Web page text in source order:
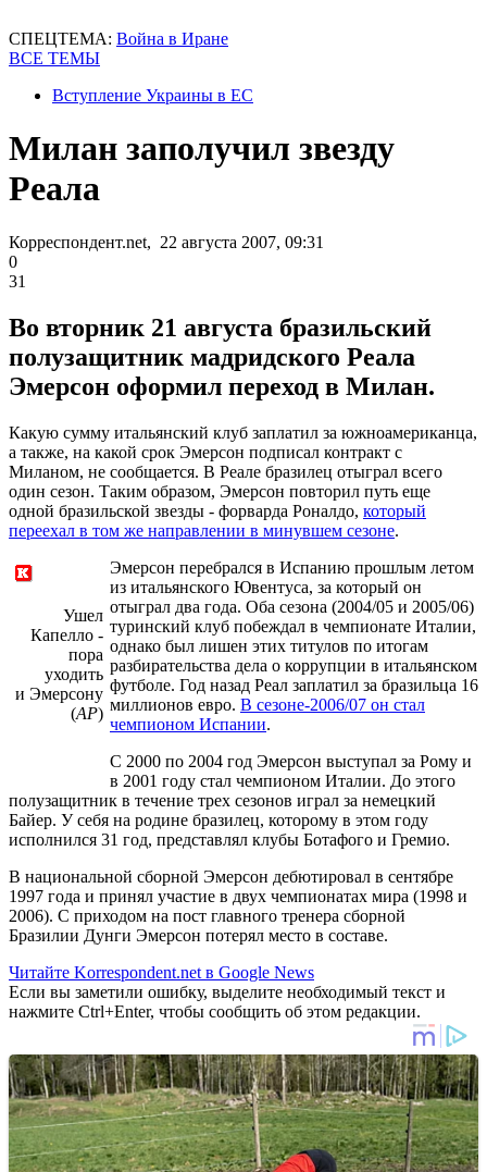
СПЕЦТЕМА: Война в Иране
ВСЕ ТЕМЫ
Вступление Украины в ЕС
Милан заполучил звезду
Реала
Корреспондент.net, 22 августа 2007, 09:31
0
31
Во вторник 21 августа бразильский
полузащитник мадридского Реала
Эмерсон оформил переход в Милан.
Какую сумму итальянский клуб заплатил за южноамериканца,
а также, на какой срок Эмерсон подписал контракт с
Миланом, не сообщается. В Реале бразилец отыграл всего
один сезон. Таким образом, Эмерсон повторил путь еще
одной бразильской звезды - форварда Роналдо, который
переехал в том же направлении в минувшем сезоне.
Ушел
Капелло -
пора
уходить
и Эмерсону
(АР)
Эмерсон перебрался в Испанию прошлым летом
из итальянского Ювентуса, за который он
отыграл два года. Оба сезона (2004/05 и 2005/06)
туринский клуб побеждал в чемпионате Италии,
однако был лишен этих титулов по итогам
разбирательства дела о коррупции в итальянском
футболе. Год назад Реал заплатил за бразильца 16
миллионов евро. В сезоне-2006/07 он стал
чемпионом Испании.
С 2000 по 2004 год Эмерсон выступал за Рому и
в 2001 году стал чемпионом Италии. До этого
полузащитник в течение трех сезонов играл за немецкий
Байер. У себя на родине бразилец, которому в этом году
исполнился 31 год, представлял клубы Ботафого и Гремио.
В национальной сборной Эмерсон дебютировал в сентябре
1997 года и принял участие в двух чемпионатах мира (1998 и
2006). С приходом на пост главного тренера сборной
Бразилии Дунги Эмерсон потерял место в составе.
Читайте Korrespondent.net в Google News
Если вы заметили ошибку, выделите необходимый текст и
нажмите Ctrl+Enter, чтобы сообщить об этом редакции.